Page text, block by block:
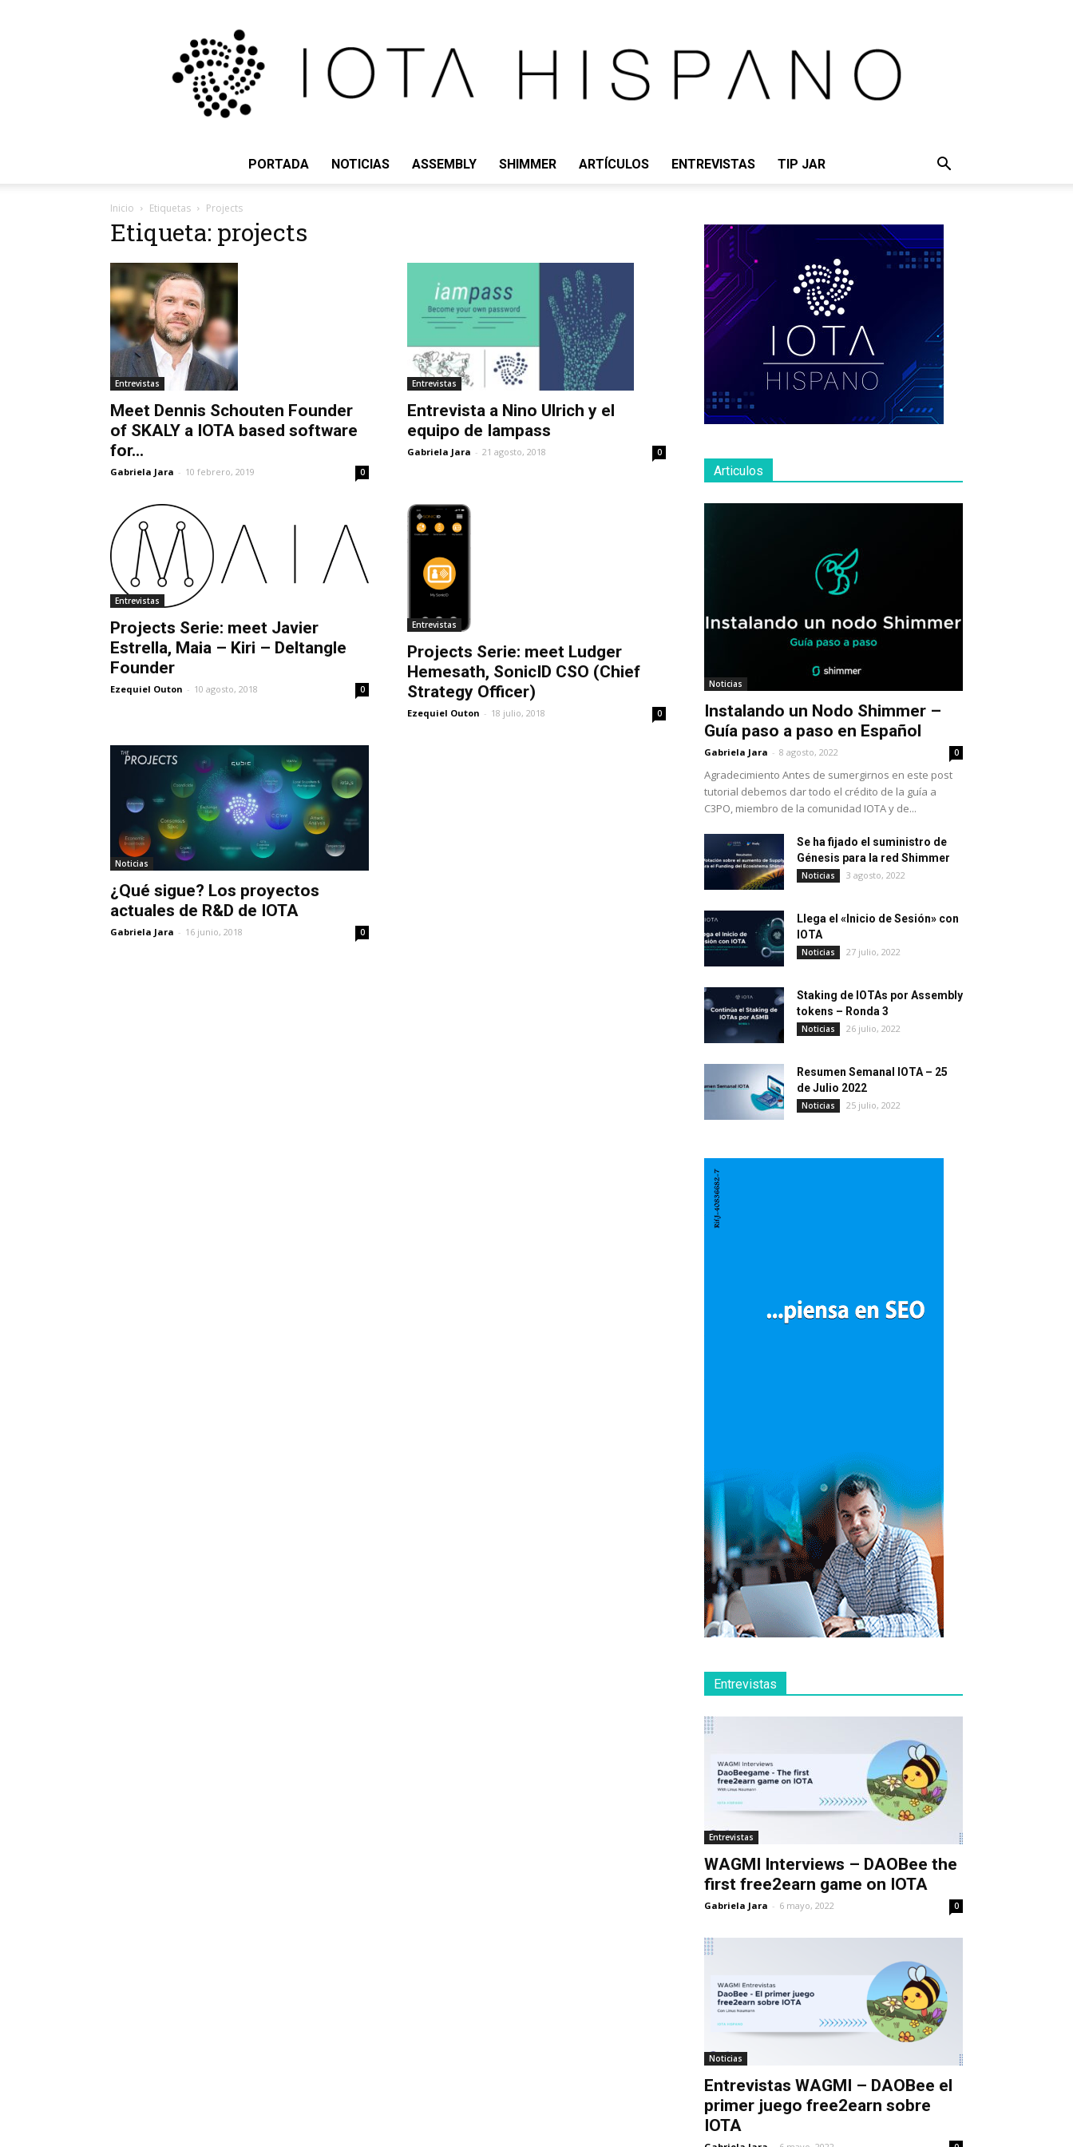
HISPANO
PORTADA NOTICIAS ASSEMBLY SHIMMER ARTÍCULOS ENTREVISTAS TIP JAR
Inicio Etiquetas Projects
Etiqueta: projects
Entrevistas
Meet Dennis Schouten Founder
of SKALY a IOTA based software
for...
Gabriela Jara - 10 febrero, 2019 0
Entrevistas
Entrevista a Nino Ulrich y el
equipo de Iampass
Gabriela Jara - 21 agosto, 2018 0
Entrevistas
Projects Serie: meet Javier
Estrella, Maia – Kiri – Deltangle
Founder
Ezequiel Outon - 10 agosto, 2018 0
Entrevistas
Projects Serie: meet Ludger
Hemesath, SonicID CSO (Chief
Strategy Officer)
Ezequiel Outon - 18 julio, 2018 0
Noticias
¿Qué sigue? Los proyectos
actuales de R&D de IOTA
Gabriela Jara - 16 junio, 2018 0
Articulos
Noticias
Instalando un Nodo Shimmer –
Guía paso a paso en Español
Gabriela Jara - 8 agosto, 2022 0
Agradecimiento Antes de sumergirnos en este post
tutorial debemos dar todo el crédito de la guía a
C3PO, miembro de la comunidad IOTA y de...
Se ha fijado el suministro de
Génesis para la red Shimmer
Noticias 3 agosto, 2022
Llega el «Inicio de Sesión» con
IOTA
Noticias 27 julio, 2022
Staking de IOTAs por Assembly
tokens – Ronda 3
Noticias 26 julio, 2022
Resumen Semanal IOTA – 25
de Julio 2022
Noticias 25 julio, 2022
Entrevistas
Entrevistas
WAGMI Interviews – DAOBee the
first free2earn game on IOTA
Gabriela Jara - 6 mayo, 2022 0
Noticias
Entrevistas WAGMI – DAOBee el
primer juego free2earn sobre
IOTA